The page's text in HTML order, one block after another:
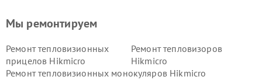
Мы ремонтируем
Ремонт тепловизионных
прицелов Hikmicro
Ремонт тепловизоров
Hikmicro
Ремонт тепловизионных монокуляров Hikmicro